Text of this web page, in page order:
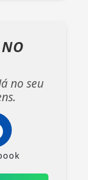
NO
no seu